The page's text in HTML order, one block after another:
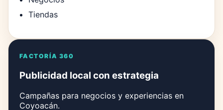
Tiendas
FACTORÍA 360
Publicidad local con estrategia
Campañas para negocios y experiencias en
Coyoacán.